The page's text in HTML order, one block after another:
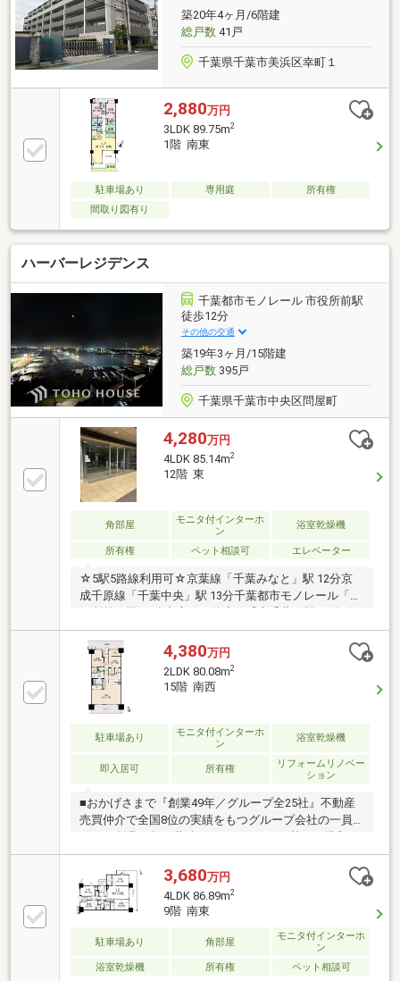
タールーム、ゲストルーム、集会室、ペットコーナー
あり※一部有償
築20年4ヶ月/6階建
総戸数41戸
千葉県千葉市美浜区幸町１
2,880万円
3LDK 89.75m2
1階 南東
駐車場あり 専用庭
所有権
間取り図有り
ハーバーレジデンス
千葉都市モノレール 市役所前駅
徒歩12分
その他の交通
築19年3ヶ月/15階建
総戸数395戸
千葉県千葉市中央区問屋町
4,280万円
4LDK 85.14m2
12階 東
角部屋
モニタ付インターホ
ン
浴室乾燥機
所有権 ペット相談可 エレベーター
☆5駅5路線利用可☆京葉線「千葉みなと」駅 12分京
成千原線「千葉中央」駅 13分千葉都市モノレール「市
武本線「千葉」駅 19分問屋町エリアは大型の公園と海
に囲まれており近年再開発が進む千葉みなとエリアの
利便性もあり住みやすい環境スーパー・コンビニ・ド
ラッグストアなど徒歩圏内にあり生活利便性良好♪物
件のPOINT・高層階のため通風・眺望良好・浴室乾燥
機有・スロップシンク有・温水洗浄便座有・食器洗浄
乾燥機有・ディスポーザー有・ペット相談可（細則
有）・宅配ボックス有・24時間ゴミ捨て可
4,380万円
2LDK 80.08m2
15階 南西
駐車場あり
モニタ付インターホ
ン
浴室乾燥機
即入居可 所有権
リフォームリノベー
ション
■おかげさまで『創業49年／グループ全25社』不動産
売買仲介で全国8位の実績をもつグループ会社の一員
ご売却・お買替え全てをサポート致します！■独自の
FP相談【未来カレンダー】住宅購入の資金計画は未来
を見据えて立てなければいけません。漠然とした不安
や悩みを『見える化』して幸せな未来へのスタートを
【TOHO HOUSE CLUB】『住まい』のご購入はゴール
ではなくスタートです。お客様の『住まい』と『暮ら
し』の安心と安全を守るサービスを全て無料で提供し
3,680万円
4LDK 86.89m2
9階 南東
駐車場あり 角部屋
モニタ付インターホ
ン
浴室乾燥機
所有権 ペット相談可